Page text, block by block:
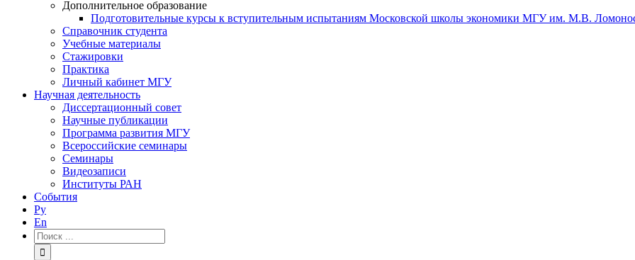
Дополнительное образование
Подготовительные курсы к вступительным испытаниям Московской школы экономики МГУ им. М.В.
Справочник студента
Учебные материалы
Стажировки
Практика
Личный кабинет МГУ
Научная деятельность
Диссертационный совет
Научные публикации
Программа развития МГУ
Всероссийские семинары
Семинары
Видеозаписи
Институты РАН
События
Ру
En
Результат
поиска: